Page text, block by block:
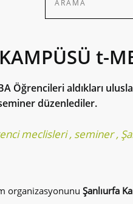
t-
Öğrencileri aldıkları
düzenlediler.
meclisleri, seminer,
organizasyonunu Şanlıurfa